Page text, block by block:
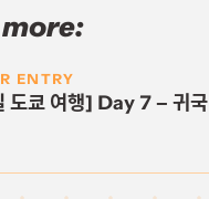
ENTRY
도쿄 여행] Day 7 – 귀국